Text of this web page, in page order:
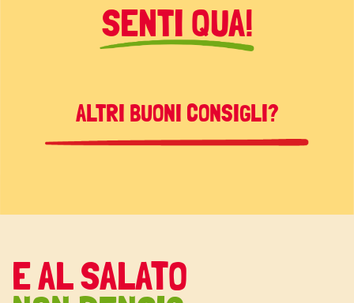
SENTI QUA!
ALTRI BUONI CONSIGLI?
E AL SALATO